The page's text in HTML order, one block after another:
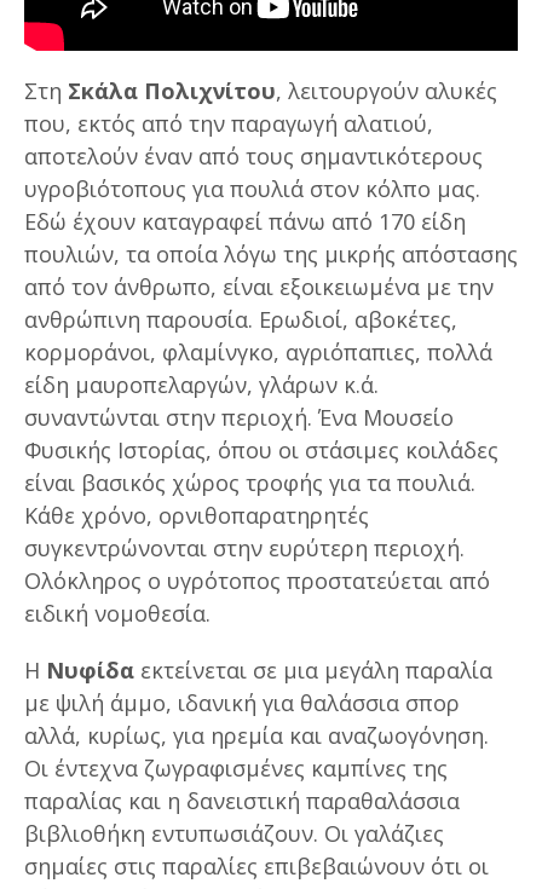
Στη Σκάλα Πολιχνίτου, λειτουργούν αλυκές
που, εκτός από την παραγωγή αλατιού,
αποτελούν έναν από τους σημαντικότερους
υγροβιότοπους για πουλιά στον κόλπο μας.
Εδώ έχουν καταγραφεί πάνω από 170 είδη
πουλιών, τα οποία λόγω της μικρής απόστασης
από τον άνθρωπο, είναι εξοικειωμένα με την
ανθρώπινη παρουσία. Ερωδιοί, αβοκέτες,
κορμοράνοι, φλαμίνγκο, αγριόπαπιες, πολλά
είδη μαυροπελαργών, γλάρων κ.ά.
συναντώνται στην περιοχή. Ένα Μουσείο
Φυσικής Ιστορίας, όπου οι στάσιμες κοιλάδες
είναι βασικός χώρος τροφής για τα πουλιά.
Κάθε χρόνο, ορνιθοπαρατηρητές
συγκεντρώνονται στην ευρύτερη περιοχή.
Ολόκληρος ο υγρότοπος προστατεύεται από
ειδική νομοθεσία.
Η Νυφίδα εκτείνεται σε μια μεγάλη παραλία
με ψιλή άμμο, ιδανική για θαλάσσια σπορ
αλλά, κυρίως, για ηρεμία και αναζωογόνηση.
Οι έντεχνα ζωγραφισμένες καμπίνες της
παραλίας και η δανειστική παραθαλάσσια
βιβλιοθήκη εντυπωσιάζουν. Οι γαλάζιες
σημαίες στις παραλίες επιβεβαιώνουν ότι οι